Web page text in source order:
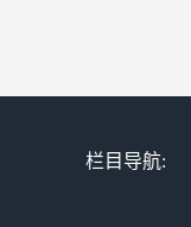
栏目导航: